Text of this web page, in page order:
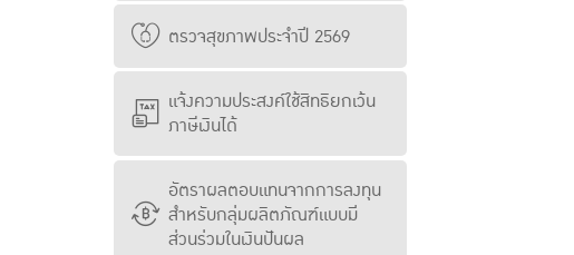
ตรวจสุขภาพประจำปี 2569
แจ้งความประสงค์ใช้สิทธิยกเว้น
ภาษีเงินได้
อัตราผลตอบแทนจากการลงทุน
สำหรับกลุ่มผลิตภัณฑ์แบบมี
ส่วนร่วมในเงินปันผล